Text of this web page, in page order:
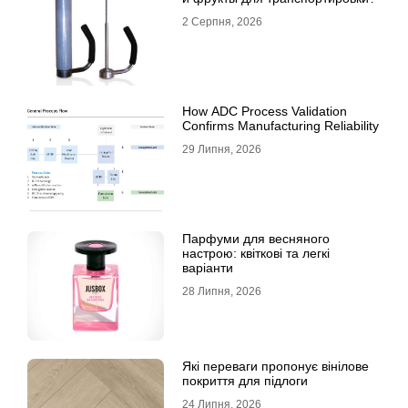
2 Серпня, 2026
How ADC Process Validation
Confirms Manufacturing Reliability
29 Липня, 2026
Парфуми для весняного
настрою: квіткові та легкі
варіанти
28 Липня, 2026
Які переваги пропонує вінілове
покриття для підлоги
24 Липня, 2026